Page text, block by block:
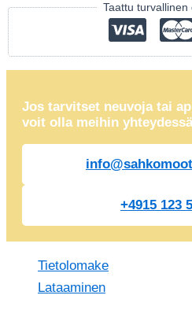
Taattu turvallinen
Jos tarvitset neuvoja tai
voit olla meihin
+4915 123
Tietolomake
Lataaminen